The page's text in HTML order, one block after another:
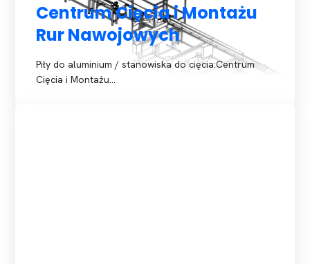
Centrum Cięcia i Montażu
Rur Nawojowych
Piły do aluminium / stanowiska do cięcia:Centrum
Cięcia i Montażu…